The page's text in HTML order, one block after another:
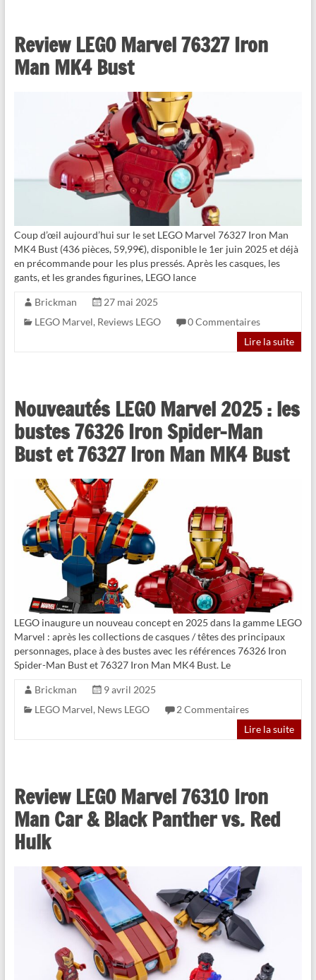
Review LEGO Marvel 76327 Iron
Man MK4 Bust
Coup d’œil aujourd’hui sur le set LEGO Marvel 76327 Iron Man
MK4 Bust (436 pièces, 59,99€), disponible le 1er juin 2025 et déjà
en précommande pour les plus pressés. Après les casques, les
gants, et les grandes figurines, LEGO lance
Brickman
27 mai 2025
LEGO Marvel, Reviews LEGO
0 Commentaires
Lire la suite
Nouveautés LEGO Marvel 2025 : les
bustes 76326 Iron Spider-Man
Bust et 76327 Iron Man MK4 Bust
LEGO inaugure un nouveau concept en 2025 dans la gamme LEGO
Marvel : après les collections de casques / têtes des principaux
personnages, place à des bustes avec les références 76326 Iron
Spider-Man Bust et 76327 Iron Man MK4 Bust. Le
Brickman
9 avril 2025
LEGO Marvel, News LEGO
2 Commentaires
Lire la suite
Review LEGO Marvel 76310 Iron
Man Car & Black Panther vs. Red
Hulk